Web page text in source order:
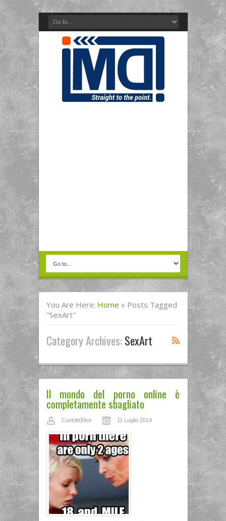
You Are Here: Home » Posts Tagged
"SexArt"
Category Archives:SexArt
Il mondo del porno online è
completamente sbagliato
Contrib00tor 11 Luglio 2014